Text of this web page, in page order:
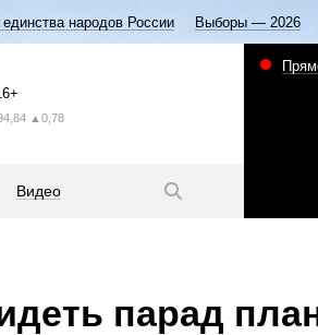
единства народов России Выборы — 2026
▲0,78
Видео
парад